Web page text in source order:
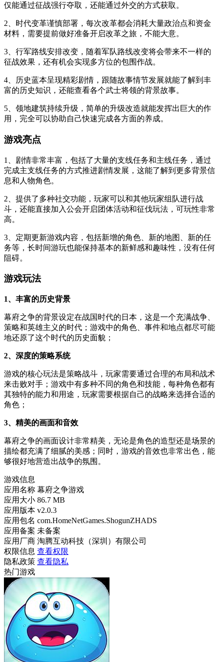
仅能通过征战强行夺取，还能通过外交的方式获取。
2、时代变革谨慎部署，每次改革都会消耗大量政治点和资金
材料，需要提前做好准备开启改革之旅，不能大意。
3、行军路线安排改变，随着军队路线改变将会带来不一样的
征战效果，还有机会实现多方位的包围作战。
4、历史蓝本呈现精彩剧情，跟随故事情节发展就能了解到丰
富的历史知识，还能查看各个武士将领的背景故事。
5、领地建筑持续升级，简单的升级改造就能发挥出巨大的作
用，完全可以协助自己快速完成各方面的养成。
游戏亮点
1、剧情非常丰富，包括了大量的支线任务和主线任务，通过
完成主支线任务的方式推进剧情发展，这能了解到更多背景信
息和人物角色。
2、提供了多种社交功能，玩家可以和其他玩家组队进行战
斗，还能直接加入公会开启团体活动和征伐玩法，可玩性非常
高。
3、定期更新游戏内容，包括新增的角色、新的地图、新的任
务等，长时间游玩也能保持基本的新鲜感和趣味性，没有任何
阻碍。
游戏玩法
1、丰富的历史背景
幕府之争的背景设定在战国时代的日本，这是一个充满战争、
策略和英雄主义的时代；游戏中的角色、事件和地点都尽可能
地还原了这个时代的历史面貌；
2、深度的策略系统
游戏的核心玩法是策略战斗，玩家需要通过合理的布局和战术
来击败对手；游戏中有多种不同的角色和技能，每种角色都有
其独特的能力和用途，玩家需要根据自己的战略来选择合适的
角色；
3、精美的画面和音效
幕府之争的画面设计非常精美，无论是角色的造型还是场景的
描绘都充满了细腻的美感；同时，游戏的音效也非常出色，能
够很好地营造出战争的氛围。
游戏信息
应用名称 幕府之争游戏
应用大小 86.7 MB
应用版本 v2.0.3
应用包名 com.HomeNetGames.ShogunZHADS
应用备案 未备案
应用厂商 淘腾互动科技（深圳）有限公司
权限信息 查看权限
隐私政策 查看隐私
热门游戏